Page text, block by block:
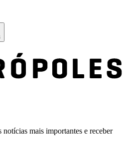
mais importantes e receber